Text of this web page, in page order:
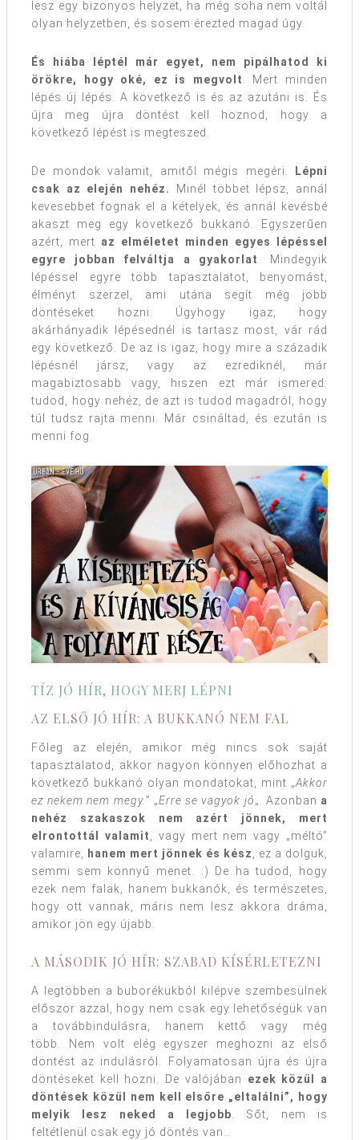
lesz egy bizonyos helyzet, ha még soha nem voltál
olyan helyzetben, és sosem érezted magad úgy.
És hiába léptél már egyet, nem pipálhatod ki
örökre, hogy oké, ez is megvolt
. Mert minden
lépés új lépés. A következő is és az azutáni is. És
újra meg újra döntést kell hoznod, hogy a
következő lépést is megteszed.
De mondok valamit, amitől mégis megéri.
Lépni
csak az elején nehéz.
Minél többet lépsz, annál
kevesebbet fognak el a kételyek, és annál kevésbé
akaszt meg egy következő bukkanó. Egyszerűen
azért, mert az elméletet minden egyes lépéssel
egyre jobban felváltja a gyakorlat
. Mindegyik
lépéssel egyre több tapasztalatot, benyomást,
élményt szerzel, ami utána segít még jobb
döntéseket hozni. Úgyhogy igaz, hogy
akárhányadik lépésednél is tartasz most, vár rád
egy következő. De az is igaz, hogy mire a századik
lépésnél jársz, vagy az ezrediknél, már
magabiztosabb vagy, hiszen ezt már ismered:
tudod, hogy nehéz, de azt is tudod magadról, hogy
túl tudsz rajta menni. Már csináltad, és ezután is
menni fog.
TÍZ JÓ HÍR, HOGY MERJ LÉPNI
AZ ELSŐ JÓ HÍR: A BUKKANÓ NEM FAL
Főleg az elején, amikor még nincs sok saját
tapasztalatod, akkor nagyon könnyen előhozhat a
következő bukkanó olyan mondatokat, mint „Akkor
ez nekem nem megy.” „Erre se vagyok jó„. Azonban a
nehéz szakaszok nem azért jönnek, mert
elrontottál valamit, vagy mert nem vagy „méltó”
valamire, hanem mert jönnek és kész, ez a dolguk,
semmi sem könnyű menet. :) De ha tudod, hogy
ezek nem falak, hanem bukkanók, és természetes,
hogy ott vannak, máris nem lesz akkora dráma,
amikor jön egy újabb.
A MÁSODIK JÓ HÍR: SZABAD KÍSÉRLETEZNI
A legtöbben a buborékukból kilépve szembesülnek
először azzal, hogy nem csak egy lehetőségük van
a továbbindulásra, hanem kettő vagy még
több. Nem volt elég egyszer meghozni az első
döntést az indulásról. Folyamatosan újra és újra
döntéseket kell hozni. De valójában ezek közül a
döntések közül nem kell elsőre „eltalálni”, hogy
melyik lesz neked a legjobb. Sőt, nem is
feltétlenül csak egy jó döntés van…